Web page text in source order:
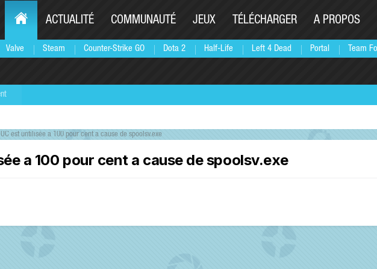
Valve Steam Counter-Strike GO Dota 2 Half-Life Left 4 Dead Portal Team
ACTUALITÉ COMMUNAUTÉ JEUX TÉLÉCHARGER A PROPOS
est untilisée a 100 pour cent a cause de spoolsv.exe
a 100 pour cent a cause de spoolsv.exe